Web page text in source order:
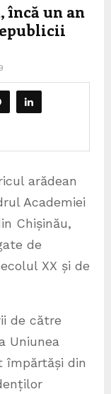
un an
arădean
Academiei
Chișinău,
de
XX și de
către
Uniunea
împărtăși din